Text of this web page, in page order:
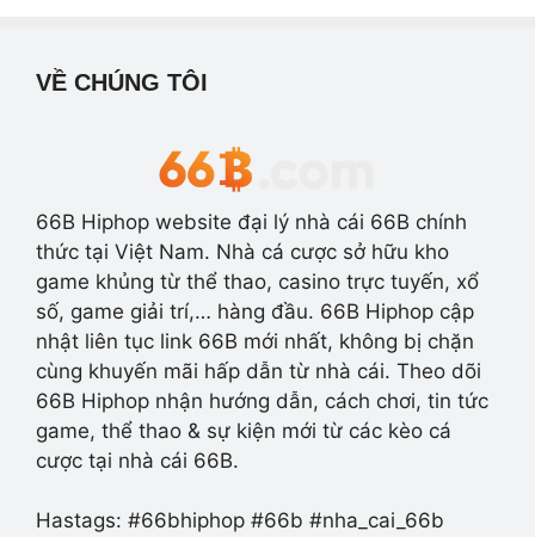
VỀ CHÚNG TÔI
66B Hiphop website đại lý nhà cái 66B chính
thức tại Việt Nam. Nhà cá cược sở hữu kho
game khủng từ thể thao, casino trực tuyến, xổ
số, game giải trí,… hàng đầu. 66B Hiphop cập
nhật liên tục link 66B mới nhất, không bị chặn
cùng khuyến mãi hấp dẫn từ nhà cái. Theo dõi
66B Hiphop nhận hướng dẫn, cách chơi, tin tức
game, thể thao & sự kiện mới từ các kèo cá
cược tại nhà cái 66B.
Hastags: #66bhiphop #66b #nha_cai_66b